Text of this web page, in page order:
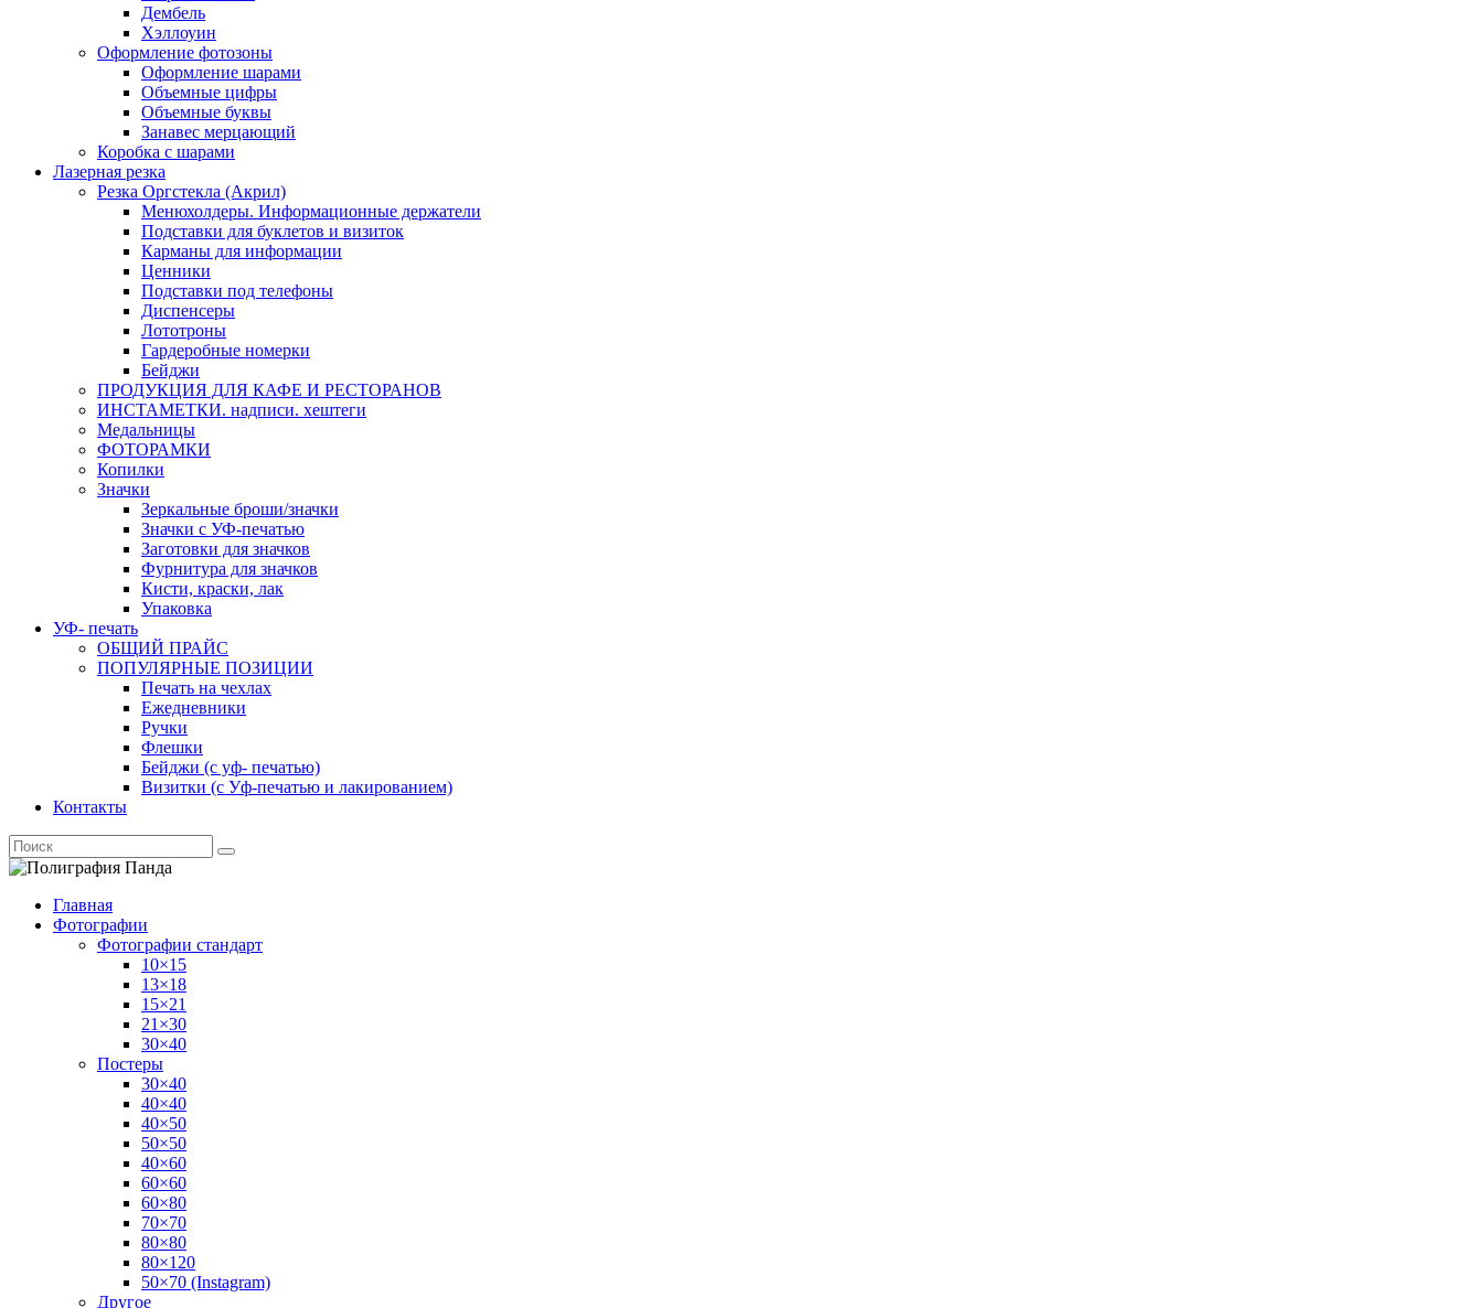
Дембель
Хэллоуин
Оформление фотозоны
Оформление шарами
Объемные цифры
Объемные буквы
Занавес мерцающий
Коробка с шарами
Лазерная резка
Резка Оргстекла (Акрил)
Менюхолдеры. Информационные держатели
Подставки для буклетов и визиток
Карманы для информации
Ценники
Подставки под телефоны
Диспенсеры
Лототроны
Гардеробные номерки
Бейджи
ПРОДУКЦИЯ ДЛЯ КАФЕ И РЕСТОРАНОВ
ИНСТАМЕТКИ. надписи. хештеги
Медальницы
ФОТОРАМКИ
Копилки
Значки
Зеркальные броши/значки
Значки с УФ-печатью
Заготовки для значков
Фурнитура для значков
Кисти, краски, лак
Упаковка
УФ- печать
ОБЩИЙ ПРАЙС
ПОПУЛЯРНЫЕ ПОЗИЦИИ
Печать на чехлах
Ежедневники
Ручки
Флешки
Бейджи (с уф- печатью)
Визитки (с Уф-печатью и лакированием)
Контакты
Главная
Фотографии
Фотографии стандарт
10×15
13×18
15×21
21×30
30×40
Постеры
30×40
40×40
40×50
50×50
40×60
60×60
60×80
70×70
80×80
80×120
50×70 (Instagram)
Другое